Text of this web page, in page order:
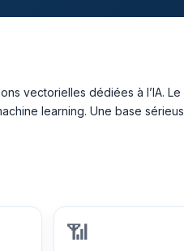
vectorielles dédiées à l’IA.
learning. Une base
📶